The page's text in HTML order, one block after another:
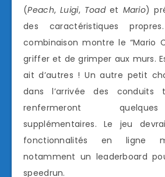
(Peach,Luigi, Toadet Mario)
des caractéristiques
combinaison montre le “Mario
griffer et de grimper aux murs.
ait d’autres ! Un autre petit
dans l’arrivée des conduits
renfermeront
supplémentaires. Le jeu
fonctionnalités en ligne
notamment un leaderboard
speedrun.